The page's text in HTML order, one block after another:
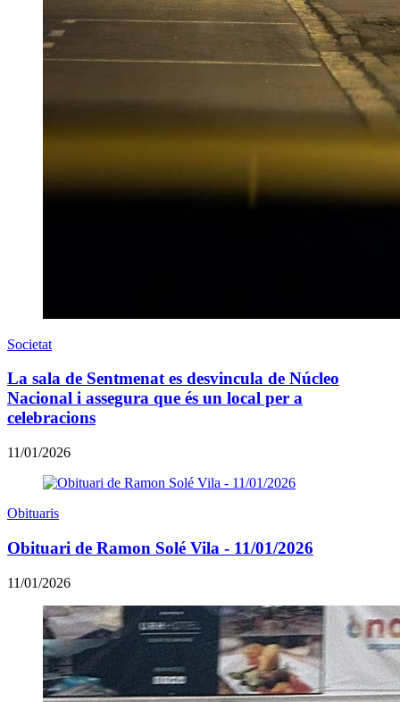
Societat
La sala de Sentmenat es desvincula de Núcleo
Nacional i assegura que és un local per a
celebracions
11/01/2026
Obituaris
Obituari de Ramon Solé Vila - 11/01/2026
11/01/2026